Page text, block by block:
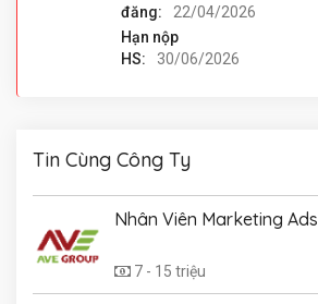
đăng:
22/04/2026
Hạn nộp
HS:
30/06/2026
Tin Cùng Công Ty
Nhân Viên Marketing Ads
7 - 15 triệu